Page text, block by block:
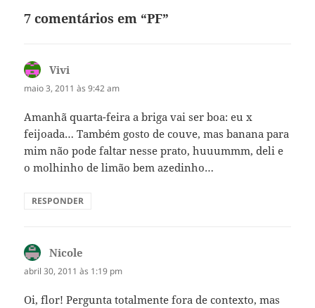
7 comentários em “PF”
Vivi
maio 3, 2011 às 9:42 am
Amanhã quarta-feira a briga vai ser boa: eu x
feijoada… Também gosto de couve, mas banana para
mim não pode faltar nesse prato, huuummm, deli e
o molhinho de limão bem azedinho…
RESPONDER
Nicole
abril 30, 2011 às 1:19 pm
Oi, flor! Pergunta totalmente fora de contexto, mas